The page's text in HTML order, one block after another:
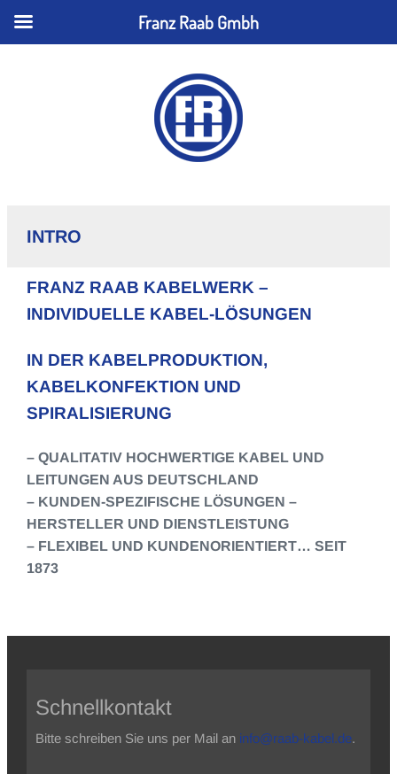
INTRO
FRANZ RAAB KABELWERK –
INDIVIDUELLE KABEL-LÖSUNGEN
IN DER KABELPRODUKTION,
KABELKONFEKTION UND
SPIRALISIERUNG
– QUALITATIV HOCHWERTIGE KABEL UND
LEITUNGEN AUS DEUTSCHLAND
– KUNDEN-SPEZIFISCHE LÖSUNGEN –
HERSTELLER UND DIENSTLEISTUNG
– FLEXIBEL UND KUNDENORIENTIERT… SEIT
1873
Schnellkontakt
Bitte schreiben Sie uns per Mail an info@raab-kabel.de.
Franz Raab Gmbh